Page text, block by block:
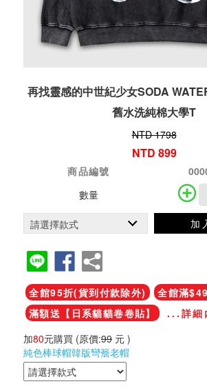
再找靈感的中世紀少女SODA
舊水洗純棉大學T
NTD 1798
NTD 899
商品編號
數量
加
全館95折(貨到付款除外)
全館滿
滿額送【日系貓貓卷卷貼】
...詳細
加80元購買 (原價:99 元 )
純色棒球帽韓版彎簷老帽